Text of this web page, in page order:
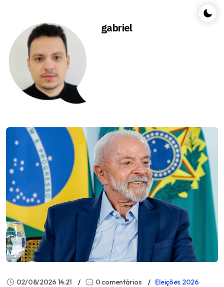
gabriel
02/08/2026 14:21 0 comentários Eleições 2026